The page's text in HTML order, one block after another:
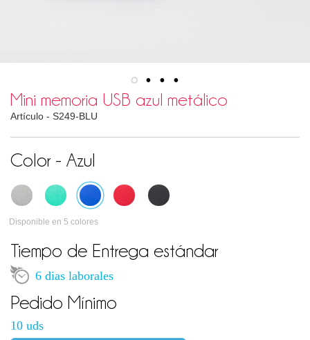
Mini memoria USB azul metálico
Artículo - S249-BLU
Color - Azul
Disponible en 5 colores
Tiempo de Entrega estándar
6 dias laborales
Pedido Mínimo
10 uds